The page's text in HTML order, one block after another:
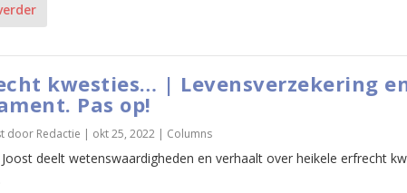
kwesties… | Levensverzekering
Pas op!
door Redactie | okt 25, 2022| Columns
deelt wetenswaardigheden en verhaalt over heikele erfrecht